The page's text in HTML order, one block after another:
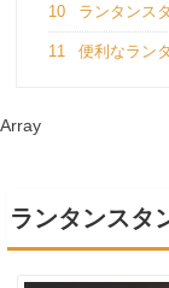
10 ランタンス
11 便利なラン
Array
ランタンスタ